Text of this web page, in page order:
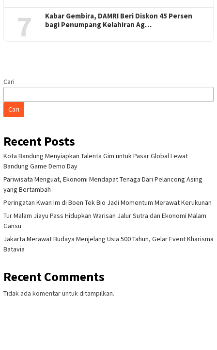
7
Kabar Gembira, DAMRI Beri Diskon 45 Persen
bagi Penumpang Kelahiran Ag…
Cari
Cari
Recent Posts
Kota Bandung Menyiapkan Talenta Gim untuk Pasar Global Lewat
Bandung Game Demo Day
Pariwisata Menguat, Ekonomi Mendapat Tenaga Dari Pelancong Asing
yang Bertambah
Peringatan Kwan Im di Boen Tek Bio Jadi Momentum Merawat Kerukunan
Tur Malam Jiayu Pass Hidupkan Warisan Jalur Sutra dan Ekonomi Malam
Gansu
Jakarta Merawat Budaya Menjelang Usia 500 Tahun, Gelar Event Kharisma
Batavia
Recent Comments
Tidak ada komentar untuk ditampilkan.